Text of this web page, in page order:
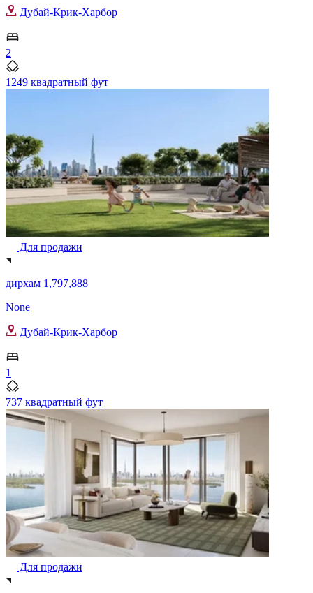
Дубай-Крик-Харбор
2
1249 квадратный фут
Для продажи
дирхам 1,797,888
None
Дубай-Крик-Харбор
1
737 квадратный фут
Для продажи